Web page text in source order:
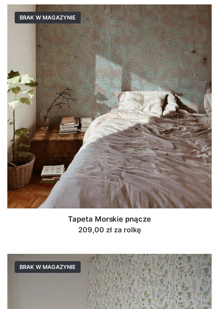
BRAK W MAGAZYNIE
Tapeta Morskie pnącze
209,00 zł za rolkę
BRAK W MAGAZYNIE